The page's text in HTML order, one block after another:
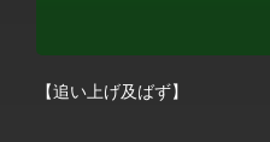
【追い上げ及ばず】